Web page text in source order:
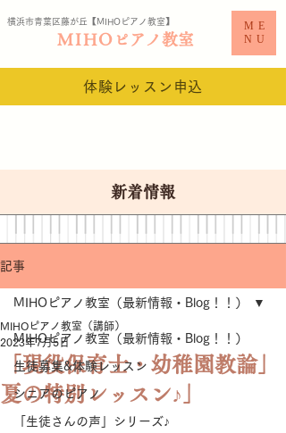
横浜市青葉区藤が丘【MIHO ピアノ教室​】
MIHO ピアノ教室
ME
NU
体験レッスン申込
新着情報
記事
MIHOピアノ教室（最新情報・Blog！！）
生徒募集&体験レッスン
シニアのピアノ
「生徒さんの声」シリーズ♪
MIHOピアノ教室（最新情報・Blog！！）
「現役保育士・幼稚園教論」
夏の特別レッスン♪」
MIHOピアノ教室（講師）
2023年7月5日